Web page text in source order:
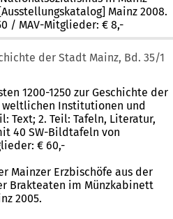
Mainz 2008.
/ MAV-Mitglieder: € 8,-
der Stadt Mainz, Bd. 35/1
1200-1250 zur Geschichte der
Institutionen und
Text; 2. Teil: Tafeln, Literatur,
40 SW-Bildtafeln von
€ 60,-
Mainzer Erzbischöfe aus der
Brakteaten im Münzkabinett
2005.